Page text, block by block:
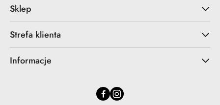
Sklep
Strefa klienta
Informacje